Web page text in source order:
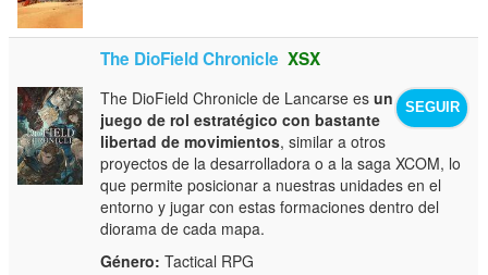
The DioField Chronicle XSX
SEGUIR
The DioField Chronicle de Lancarse esun
juego de rol estratégico con bastante
libertad de movimientos, similar a otros
proyectos de la desarrolladora o a la saga XCOM, lo
que permite posicionar a nuestras unidades en el
entorno y jugar con estas formaciones dentro del
diorama de cada mapa.
Género: Tactical RPG